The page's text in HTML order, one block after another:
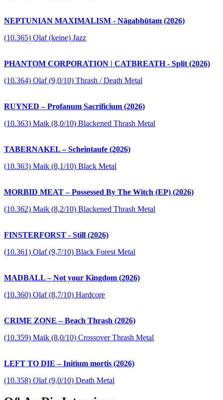
NEPTUNIAN MAXIMALISM - Nāgabhūtaṃ (2026)
(10.365) Olaf (keine) Jazz
PHANTOM CORPORATION | CATBREATH - Split (2026)
(10.364) Olaf (9,0/10) Thrash / Death Metal
RUYNED – Profanum Sacrificium (2026)
(10.363) Maik (8,0/10) Blackened Thrash Metal
TABERNAKEL – Scheintaufe (2026)
(10.363) Maik (8,1/10) Black Metal
MORBID MEAT – Possessed By The Witch (EP) (2026)
(10.362) Maik (8,2/10) Blackened Thrash Metal
FINSTERFORST - Still (2026)
(10.361) Olaf (9,7/10) Black Forest Metal
MADBALL – Not your Kingdom (2026)
(10.360) Olaf (8,7/10) Hardcore
CRIME ZONE – Beach Thrash (2026)
(10.359) Maik (8,0/10) Crossover Thrash Metal
LEFT TO DIE – Initium mortis (2026)
(10.358) Olaf (9,0/10) Death Metal